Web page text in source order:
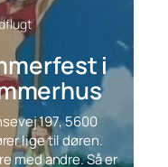
i
197, 5600
lige til døren.
med andre. Så er